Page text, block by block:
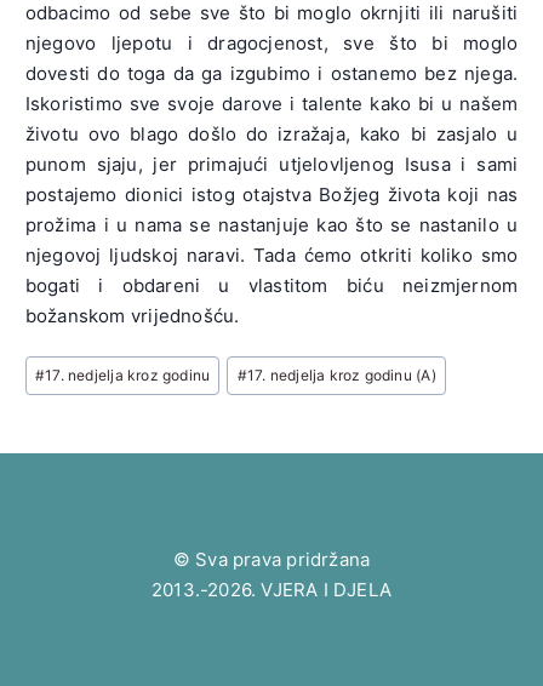
odbacimo od sebe sve što bi moglo okrnjiti ili narušiti
njegovo ljepotu i dragocjenost, sve što bi moglo
dovesti do toga da ga izgubimo i ostanemo bez njega.
Iskoristimo sve svoje darove i talente kako bi u našem
životu ovo blago došlo do izražaja, kako bi zasjalo u
punom sjaju, jer primajući utjelovljenog Isusa i sami
postajemo dionici istog otajstva Božjeg života koji nas
prožima i u nama se nastanjuje kao što se nastanilo u
njegovoj ljudskoj naravi. Tada ćemo otkriti koliko smo
bogati i obdareni u vlastitom biću neizmjernom
božanskom vrijednošću.
Post
Tags:
#17. nedjelja kroz godinu #17. nedjelja kroz godinu (A)
© Sva prava pridržana
2013.-2026. VJERA I DJELA